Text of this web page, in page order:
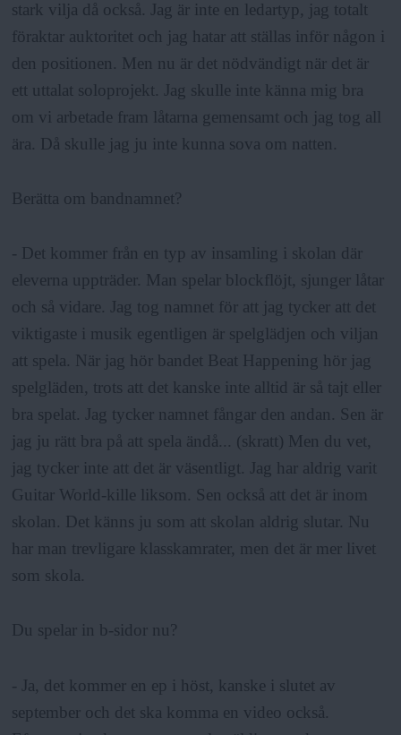
stark vilja då också. Jag är inte en ledartyp, jag totalt
föraktar auktoritet och jag hatar att ställas inför någon i
den positionen. Men nu är det nödvändigt när det är
ett uttalat soloprojekt. Jag skulle inte känna mig bra
om vi arbetade fram låtarna gemensamt och jag tog all
ära. Då skulle jag ju inte kunna sova om natten.
Berätta om bandnamnet?
- Det kommer från en typ av insamling i skolan där
eleverna uppträder. Man spelar blockflöjt, sjunger låtar
och så vidare. Jag tog namnet för att jag tycker att det
viktigaste i musik egentligen är spelglädjen och viljan
att spela. När jag hör bandet Beat Happening hör jag
spelgläden, trots att det kanske inte alltid är så tajt eller
bra spelat. Jag tycker namnet fångar den andan. Sen är
jag ju rätt bra på att spela ändå... (skratt) Men du vet,
jag tycker inte att det är väsentligt. Jag har aldrig varit
Guitar World-kille liksom. Sen också att det är inom
skolan. Det känns ju som att skolan aldrig slutar. Nu
har man trevligare klasskamrater, men det är mer livet
som skola.
Du spelar in b-sidor nu?
- Ja, det kommer en ep i höst, kanske i slutet av
september och det ska komma en video också.